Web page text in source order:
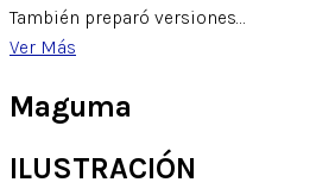
También preparó versiones…
Ver Más
Maguma
ILUSTRACIÓN